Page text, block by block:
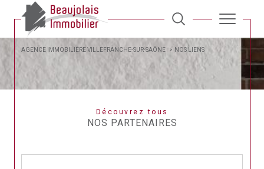
AGENCE IMMOBILIÈRE VILLEFRANCHE-SUR-SAÔNE NOS LIENS
Découvrez tous
NOS PARTENAIRES